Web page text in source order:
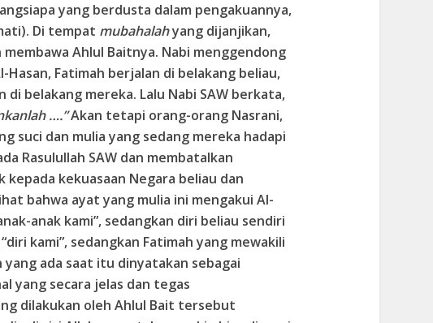
yang berdusta dalam pengakuannya,
Di tempat mubahalahyang dijanjikan,
membawa Ahlul Baitnya. Nabi menggendong
Hasan, Fatimah berjalan di belakang beliau,
belakang mereka. Lalu Nabi SAW berkata,
….”Akan tetapi orang-orang Nasrani,
suci dan mulia yang sedang mereka hadapi
Rasulullah SAW dan membatalkan
kepada kekuasaan Negara beliau dan
bahwa ayat yang mulia ini mengakui Al-
anak kami”, sedangkan diri beliau sendiri
kami”, sedangkan Fatimah yang mewakili
ada saat itu dinyatakan sebagai
yang secara jelas dan tegas
dilakukan oleh Ahlul Bait tersebut